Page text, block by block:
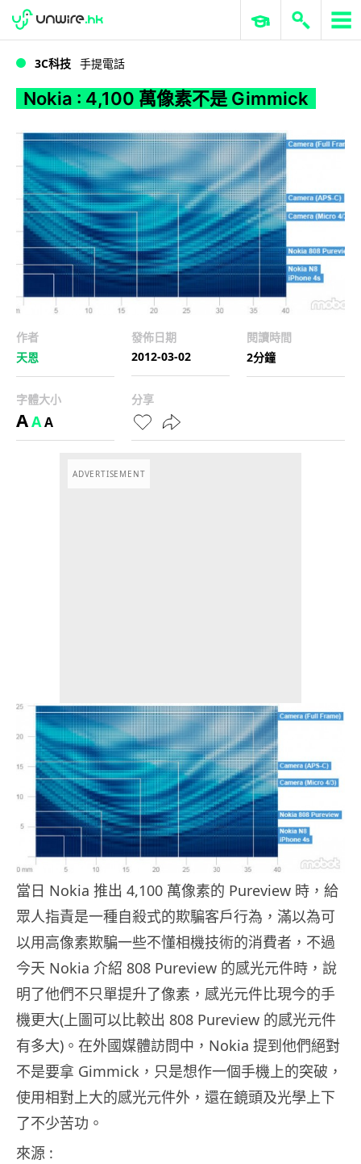
Nokia : 4,100 萬像素不是 Gimmick
WWDC 2026 ERP 與商業 AI
3C科技 手提電話
Nokia : 4,100 萬像素不是 Gimmick
作者
天恩
發佈日期
2012-03-02
閱讀時間
2分鐘
字體大小
AAA
分享
ADVERTISEMENT
當日 Nokia 推出 4,100 萬像素的 Pureview 時，給
眾人指責是一種自殺式的欺騙客戶行為，滿以為可
以用高像素欺騙一些不懂相機技術的消費者，不過
今天 Nokia 介紹 808 Pureview 的感光元件時，說
明了他們不只單提升了像素，感光元件比現今的手
機更大(上圖可以比較出 808 Pureview 的感光元件
有多大)。在外國媒體訪問中，Nokia 提到他們絕對
不是要拿 Gimmick，只是想作一個手機上的突破，
使用相對上大的感光元件外，還在鏡頭及光學上下
了不少苦功。
來源 :